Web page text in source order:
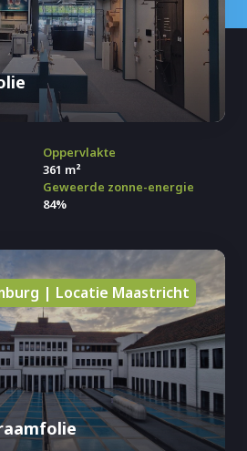
Oppervlakte
361 m²
Geweerde zonne-energie
84%
| Locatie Maastricht